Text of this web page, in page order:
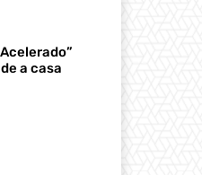
a casa